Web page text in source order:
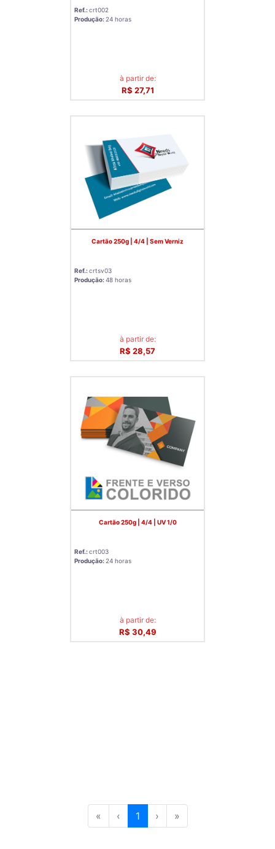
Ref.:crt002
Produção: 24 horas
à partir de:
R$ 27,71
Cartão 250g | 4/4 | Sem Verniz
Ref.:crtsv03
Produção:48 horas
à partir de:
R$ 28,57
Cartão 250g | 4/4 | UV 1/0
Ref.:crt003
Produção: 24 horas
à partir de:
R$ 30,49
« ‹ 1 › »